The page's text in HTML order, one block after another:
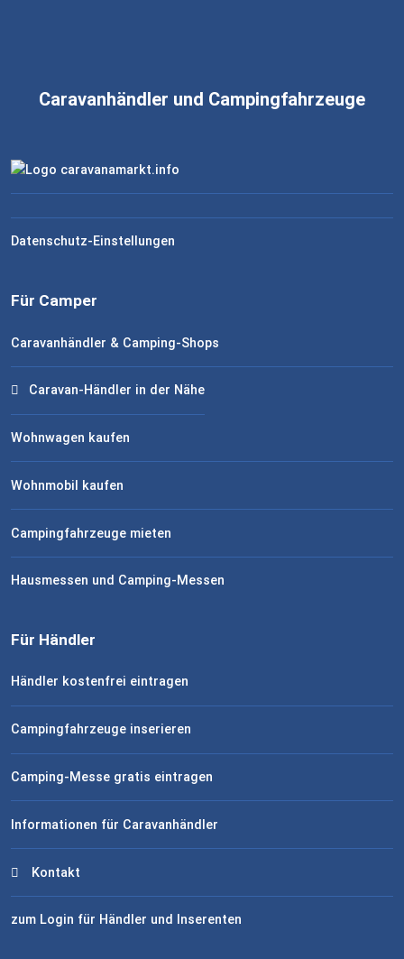
Caravanhändler und Campingfahrzeuge
Datenschutz-Einstellungen
Für Camper
Caravanhändler & Camping-Shops
Caravan-Händler in der Nähe
Wohnwagen kaufen
Wohnmobil kaufen
Campingfahrzeuge mieten
Hausmessen und Camping-Messen
Für Händler
Händler kostenfrei eintragen
Campingfahrzeuge inserieren
Camping-Messe gratis eintragen
Informationen für Caravanhändler
Kontakt
zum Login für Händler und Inserenten